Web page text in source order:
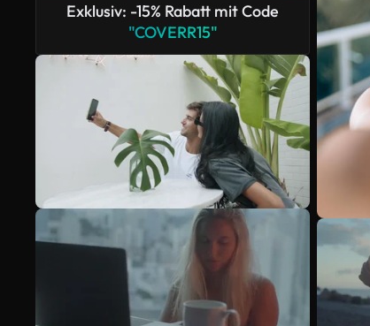
Exklusiv: -15% Rabatt mit Code
"COVERR15"